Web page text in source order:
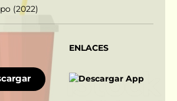
(2022)
ENLACES